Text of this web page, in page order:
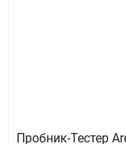
Пробник-Тестер